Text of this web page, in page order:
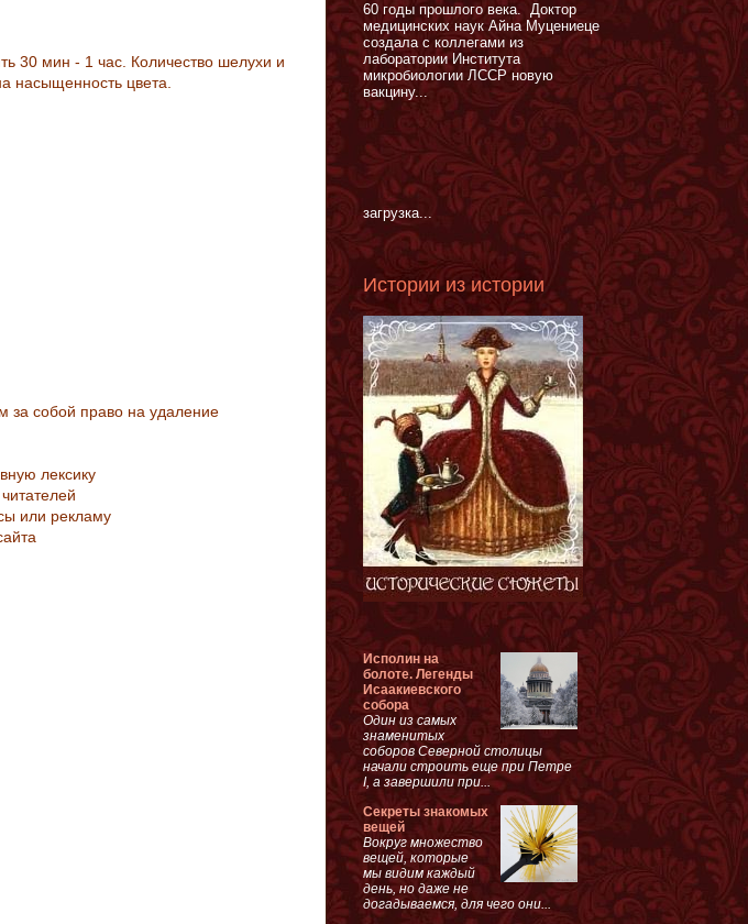
30 мин - 1 час. Количество шелухи и
насыщенность цвета.
собой право на удаление
лексику
или рекламу
60 годы прошлого века. Доктор
медицинских наук Айна Муцениеце
создала с коллегами из
лаборатории Института
микробиологии ЛССР новую
вакцину...
загрузка...
Истории из истории
Исполин на
болоте. Легенды
Исаакиевского
собора
Один из самых
знаменитых
соборов Северной столицы
начали строить еще при Петре
I, а завершили при...
Секреты знакомых
вещей
Вокруг множество
вещей, которые
мы видим каждый
день, но даже не
догадываемся, для чего они...